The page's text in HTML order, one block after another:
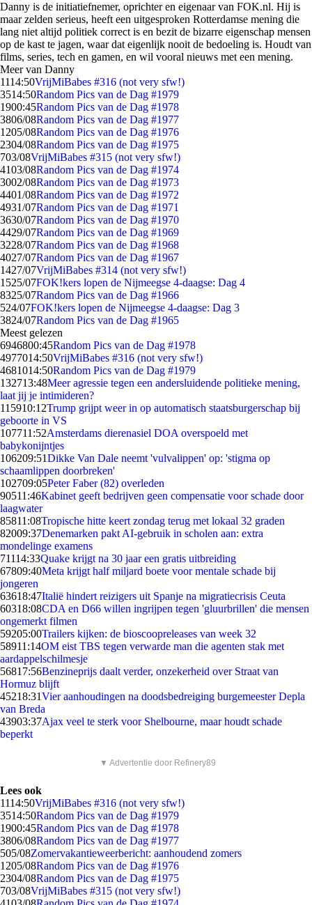
Danny is de initiatiefnemer, oprichter en eigenaar van FOK.nl. Hij is
maar zelden serieus, heeft een uitgesproken Rotterdamse mening die
lang niet altijd politiek correct is en bezit de bizarre eigenschap mensen
op de kast te jagen, waar dat eigenlijk nooit de bedoeling is. Houdt van
films, series, tech en gamen, en wil vooral nieuws met een mening.
Meer van Danny
1114:50VrijMiBabes #316 (not very sfw!)
3514:50Random Pics van de Dag #1979
1900:45Random Pics van de Dag #1978
3806/08Random Pics van de Dag #1977
1205/08Random Pics van de Dag #1976
2304/08Random Pics van de Dag #1975
703/08VrijMiBabes #315 (not very sfw!)
4103/08Random Pics van de Dag #1974
3002/08Random Pics van de Dag #1973
4401/08Random Pics van de Dag #1972
4931/07Random Pics van de Dag #1971
3630/07Random Pics van de Dag #1970
4429/07Random Pics van de Dag #1969
3228/07Random Pics van de Dag #1968
4027/07Random Pics van de Dag #1967
1427/07VrijMiBabes #314 (not very sfw!)
1525/07FOK!kers lopen de Nijmeegse 4-daagse: Dag 4
8325/07Random Pics van de Dag #1966
524/07FOK!kers lopen de Nijmeegse 4-daagse: Dag 3
3824/07Random Pics van de Dag #1965
Meest gelezen
6946800:45Random Pics van de Dag #1978
4977014:50VrijMiBabes #316 (not very sfw!)
4681014:50Random Pics van de Dag #1979
132713:48Meer agressie tegen een andersluidende politieke mening,
laat jij je intimideren?
115910:12Trump grijpt weer in op automatisch staatsburgerschap bij
geboorte in VS
107711:52Amsterdams dierenasiel DOA overspoeld met
babykonijntjes
106209:51Dikke Van Dale neemt 'vulvalippen' op: 'stigma op
schaamlippen doorbreken'
102709:05Peter Faber (82) overleden
90511:46Kabinet geeft bedrijven geen compensatie voor schade door
laagwater
85811:08Tropische hitte keert zondag terug met lokaal 32 graden
82009:37Denemarken pakt AI-gebruik in scholen aan: extra
mondelinge examens
71114:33Quake krijgt na 30 jaar een gratis uitbreiding
67809:40Meta krijgt half miljard boete voor mentale schade bij
jongeren
63618:47Italië hindert reizigers uit Spanje na migratiecrisis Ceuta
60318:08CDA en D66 willen ingrijpen tegen 'gluurbrillen' die mensen
ongemerkt filmen
59205:00Trailers kijken: de bioscoopreleases van week 32
58911:14OM eist TBS tegen verwarde man die agenten stak met
aardappelschilmesje
56817:56Benzineprijs daalt verder, onzekerheid over Straat van
Hormuz blijft
45218:31Vier aanhoudingen na doodsbedreiging burgemeester Depla
van Breda
43903:37Ajax veel te sterk voor Shelbourne, maar houdt schade
beperkt
▼ Advertentie door Refinery89
Lees ook
1114:50VrijMiBabes #316 (not very sfw!)
3514:50Random Pics van de Dag #1979
1900:45Random Pics van de Dag #1978
3806/08Random Pics van de Dag #1977
505/08Zomervakantieweerbericht: aanhoudend zomers
1205/08Random Pics van de Dag #1976
2304/08Random Pics van de Dag #1975
703/08VrijMiBabes #315 (not very sfw!)